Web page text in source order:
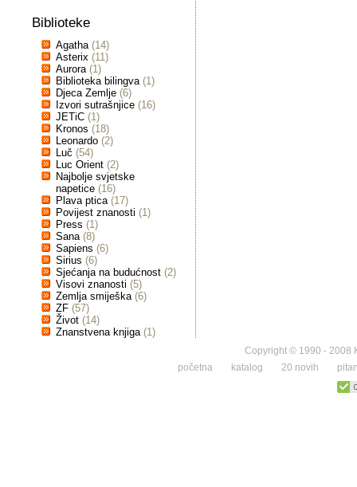
Biblioteke
Agatha (14)
Asterix (11)
Aurora (1)
Biblioteka bilingva (1)
Djeca Zemlje (6)
Izvori sutrašnjice (16)
JETiC (1)
Kronos (18)
Leonardo (2)
Luč (54)
Luc Orient (2)
Najbolje svjetske
napetice (16)
Plava ptica (17)
Povijest znanosti (1)
Press (1)
Sana (8)
Sapiens (6)
Sirius (6)
Sjećanja na budućnost (2)
Visovi znanosti (5)
Zemlja smiješka (6)
ZF (57)
Život (14)
Znanstvena knjiga (1)
Copyright © 1990 - 2008
početna
katalog 20 novih